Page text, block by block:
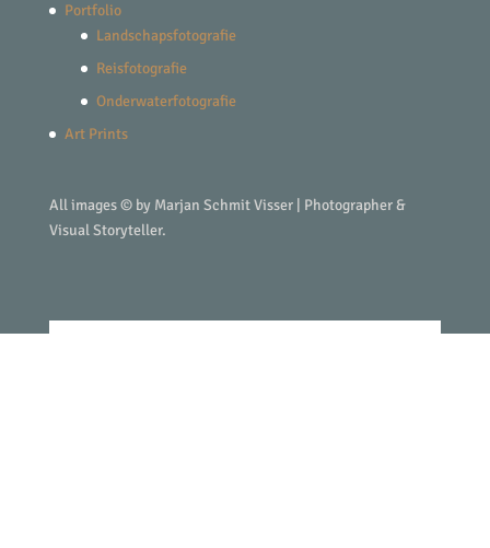
Portfolio
Landschapsfotografie
Reisfotografie
Onderwaterfotografie
Art Prints
All images © by Marjan Schmit Visser | Photographer &
Visual Storyteller.